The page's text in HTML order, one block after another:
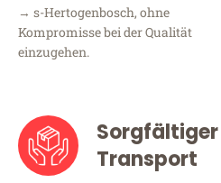
→ s-Hertogenbosch, ohne
Kompromisse bei der Qualität
einzugehen.
Sorgfältiger
Transport